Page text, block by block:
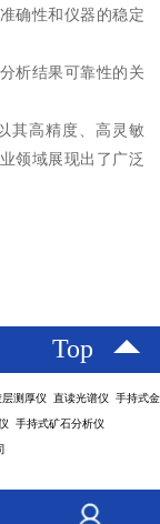
确性和仪器的稳定
析结果可靠性的关
其高精度、高灵敏
领域展现出了广泛
Top
测厚仪 直读光谱仪 手持式金
手持式矿石分析仪